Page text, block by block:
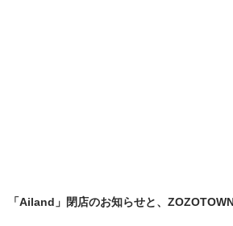
「Ailand」閉店のお知らせと、